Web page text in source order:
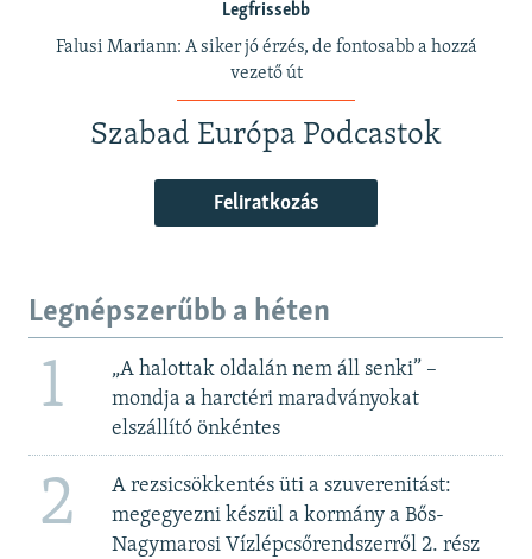
Legfrissebb
Falusi Mariann: A siker jó érzés, de fontosabb a hozzá
vezető út
Szabad Európa Podcastok
Feliratkozás
Legnépszerűbb a héten
1
„A halottak oldalán nem áll senki” –
mondja a harctéri maradványokat
elszállító önkéntes
2
A rezsicsökkentés üti a szuverenitást:
megegyezni készül a kormány a Bős-
Nagymarosi Vízlépcsőrendszerről 2. rész